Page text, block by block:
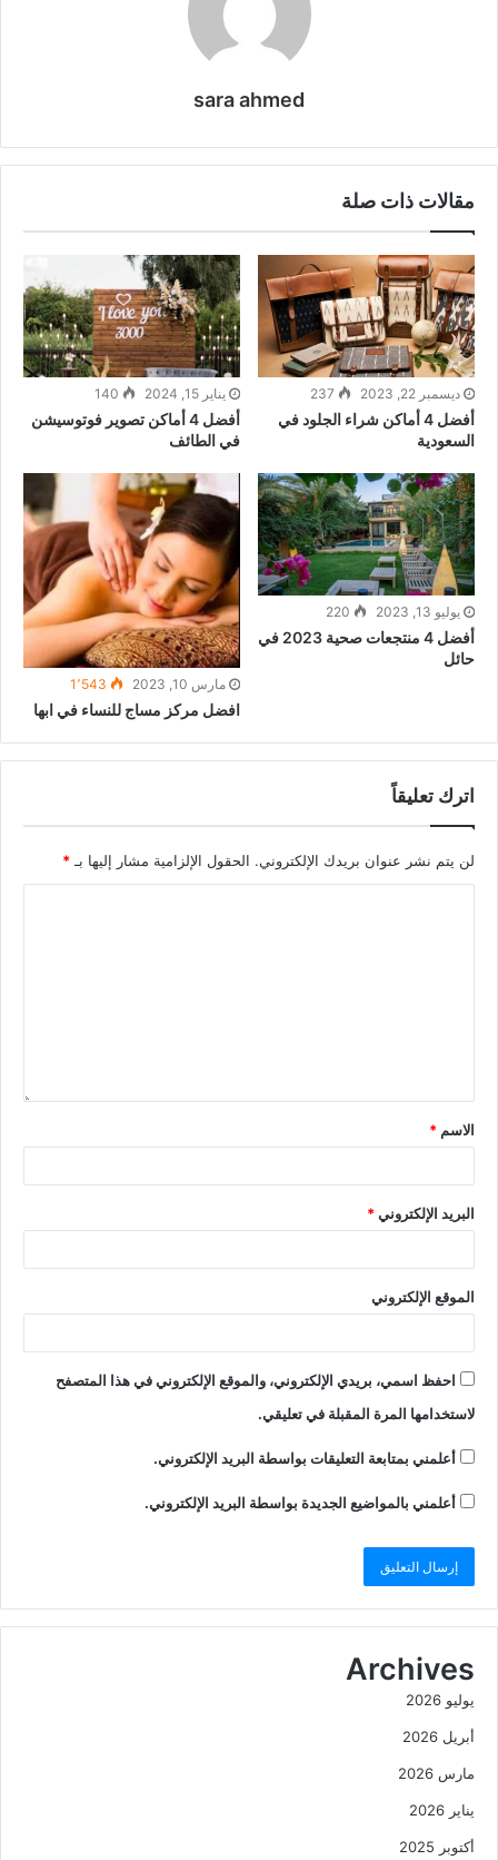
sara ahmed
مقالات ذات صلة
ديسمبر 22, 2023 237
أفضل 4 أماكن شراء الجلود في
السعودية
يناير 15, 2024 140
أفضل 4 أماكن تصوير فوتوسيشن
في الطائف
يوليو 13, 2023 220
أفضل 4 منتجعات صحية 2023 في
حائل
مارس 10, 2023 1٬543
افضل مركز مساج للنساء في ابها
اترك تعليقاً
لن يتم نشر عنوان بريدك الإلكتروني. الحقول الإلزامية مشار إليها بـ *
الاسم *
البريد الإلكتروني*
الموقع الإلكتروني
احفظ اسمي، بريدي الإلكتروني، والموقع الإلكتروني في هذا المتصفح
لاستخدامها المرة المقبلة في تعليقي.
أعلمني بمتابعة التعليقات بواسطة البريد الإلكتروني.
أعلمني بالمواضيع الجديدة بواسطة البريد الإلكتروني.
Archives
يوليو 2026
أبريل 2026
مارس 2026
يناير 2026
أكتوبر 2025